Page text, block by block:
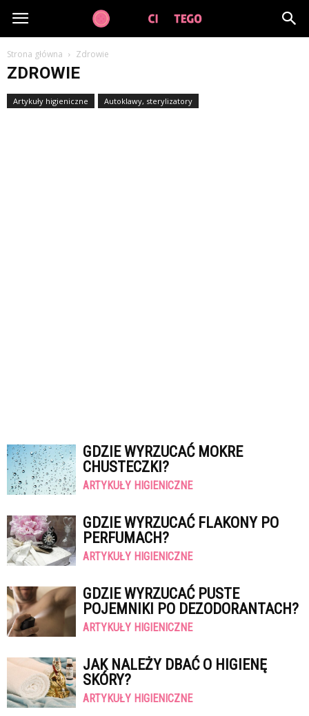
GuzikCiDoTego.pl
Strona główna Zdrowie
ZDROWIE
Artykuły higieniczne Autoklawy, sterylizatory
GDZIE WYRZUCAĆ MOKRE
CHUSTECZKI?
ARTYKUŁY HIGIENICZNE
GDZIE WYRZUCAĆ FLAKONY PO
PERFUMACH?
ARTYKUŁY HIGIENICZNE
GDZIE WYRZUCAĆ PUSTE
POJEMNIKI PO DEZODORANTACH?
ARTYKUŁY HIGIENICZNE
JAK NALEŻY DBAĆ O HIGIENĘ
SKÓRY?
ARTYKUŁY HIGIENICZNE